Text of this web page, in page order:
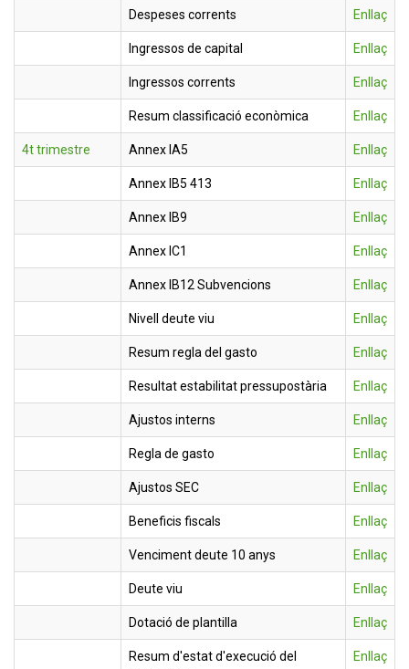
Despeses corrents Enllaç
Ingressos de capital Enllaç
Ingressos corrents Enllaç
Resum classificació econòmica Enllaç
4t trimestre Annex IA5 Enllaç
Annex IB5 413 Enllaç
Annex IB9 Enllaç
Annex IC1 Enllaç
Annex IB12 Subvencions Enllaç
Nivell deute viu Enllaç
Resum regla del gasto Enllaç
Resultat estabilitat pressupostària Enllaç
Ajustos interns Enllaç
Regla de gasto Enllaç
Ajustos SEC Enllaç
Beneficis fiscals Enllaç
Venciment deute 10 anys Enllaç
Deute viu Enllaç
Dotació de plantilla Enllaç
Resum d'estat d'execució del
Enllaç